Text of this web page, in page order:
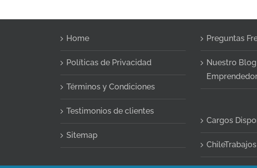
Home
Políticas de Privacidad
Términos y Condiciones
Testimonios de clientes
Sitemap
Preguntas
Nuestro
Cargos
ChileTrabajos